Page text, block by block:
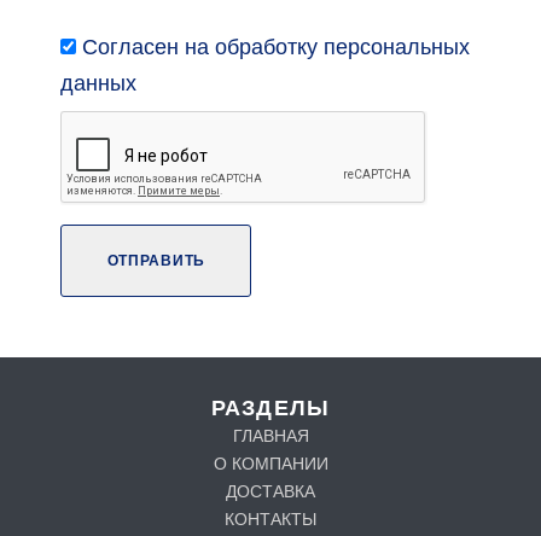
Согласен на обработку персональных
данных
ОТПРАВИТЬ
РАЗДЕЛЫ
ГЛАВНАЯ
О КОМПАНИИ
ДОСТАВКА
КОНТАКТЫ